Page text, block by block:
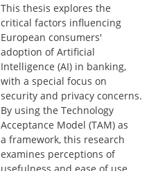
This thesis explores the
critical factors influencing
European consumers'
adoption of Artificial
Intelligence (AI) in banking,
with a special focus on
security and privacy concerns.
By using the Technology
Acceptance Model (TAM) as
a framework, this research
examines perceptions of
usefulness and ease of use,